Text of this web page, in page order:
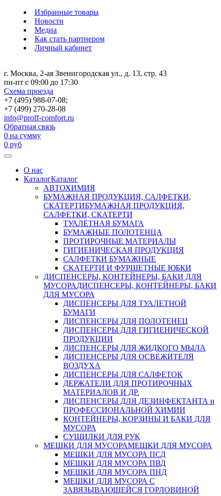
Избранные товары
Новости
Медиа
Как стать партнером
Личный кабинет
г. Москва, 2-ая Звенигородская ул., д. 13, стр. 43
пн-пт с 09:00 до 17:30
Схема проезда
+7 (495) 988-07-08;
+7 (499) 270-28-08
info@proff-comfort.ru
Обратная связь
0 на сумму
0 руб
О нас
КаталогКаталог
АВТОХИМИЯ
БУМАЖНАЯ ПРОДУКЦИЯ, САЛФЕТКИ,
СКАТЕРТИБУМАЖНАЯ ПРОДУКЦИЯ,
САЛФЕТКИ, СКАТЕРТИ
ТУАЛЕТНАЯ БУМАГА
БУМАЖНЫЕ ПОЛОТЕНЦА
ПРОТИРОЧНЫЕ МАТЕРИАЛЫ
ГИГИЕНИЧЕСКАЯ ПРОДУКЦИЯ
САЛФЕТКИ БУМАЖНЫЕ
СКАТЕРТИ И ФУРШЕТНЫЕ ЮБКИ
ДИСПЕНСЕРЫ, КОНТЕЙНЕРЫ, БАКИ ДЛЯ
МУСОРАДИСПЕНСЕРЫ, КОНТЕЙНЕРЫ, БАКИ
ДЛЯ МУСОРА
ДИСПЕНСЕРЫ ДЛЯ ТУАЛЕТНОЙ
БУМАГИ
ДИСПЕНСЕРЫ ДЛЯ ПОЛОТЕНЕЦ
ДИСПЕНСЕРЫ ДЛЯ ГИГИЕНИЧЕСКОЙ
ПРОДУКЦИИ
ДИСПЕНСЕРЫ ДЛЯ ЖИДКОГО МЫЛА
ДИСПЕНСЕРЫ ДЛЯ ОСВЕЖИТЕЛЯ
ВОЗДУХА
ДИСПЕНСЕРЫ ДЛЯ САЛФЕТОК
ДЕРЖАТЕЛИ ДЛЯ ПРОТИРОЧНЫХ
МАТЕРИАЛОВ И ДР.
ДИСПЕНСЕРЫ ДЛЯ ДЕЗИНФЕКТАНТА и
ПРОФЕССИОНАЛЬНОЙ ХИМИИ
КОНТЕЙНЕРЫ, КОРЗИНЫ И БАКИ ДЛЯ
МУСОРА
СУШИЛКИ ДЛЯ РУК
МЕШКИ ДЛЯ МУСОРАМЕШКИ ДЛЯ МУСОРА
МЕШКИ ДЛЯ МУСОРА ПСД
МЕШКИ ДЛЯ МУСОРА ПВД
МЕШКИ ДЛЯ МУСОРА ПНД
МЕШКИ ДЛЯ МУСОРА С
ЗАВЯЗЫВАЮЩЕЙСЯ ГОРЛОВИНОЙ